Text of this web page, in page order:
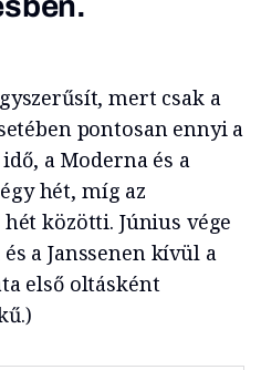
mert csak a
pontosan ennyi a
a Moderna és a
hét, míg az
közötti. Június vége
a Janssenen kívül a
első oltásként